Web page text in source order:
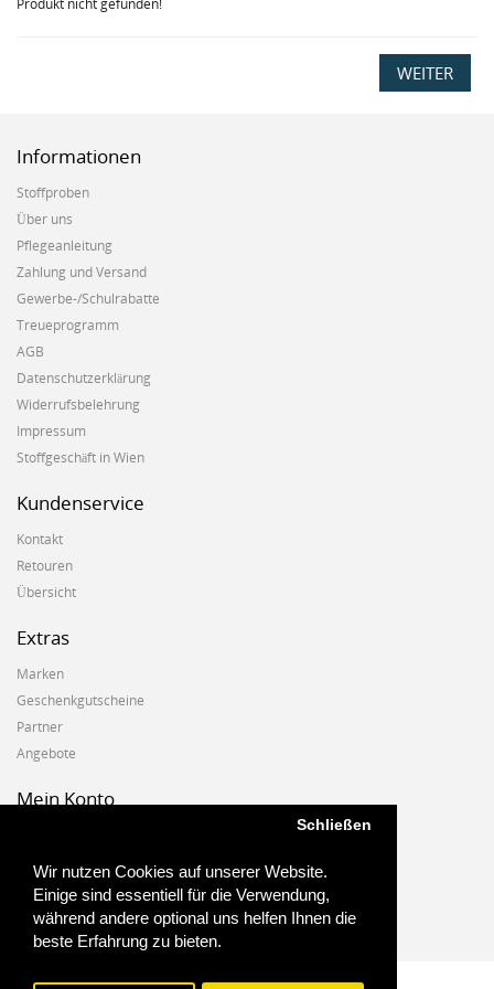
Wir nutzen Cookies auf unserer Website.
Einige sind essentiell für die Verwendung,
während andere optional uns helfen Ihnen die
beste Erfahrung zu bieten.
Schließen
Produkt nicht gefunden!
WEITER
Informationen
Stoffproben
Über uns
Pflegeanleitung
Zahlung und Versand
Gewerbe-/Schulrabatte
Treueprogramm
AGB
Datenschutzerklärung
Widerrufsbelehrung
Impressum
Stoffgeschäft in Wien
Kundenservice
Kontakt
Retouren
Übersicht
Extras
Marken
Geschenkgutscheine
Partner
Angebote
Mein Konto
Auftragshistorie
Wunschzettel
Newsletter